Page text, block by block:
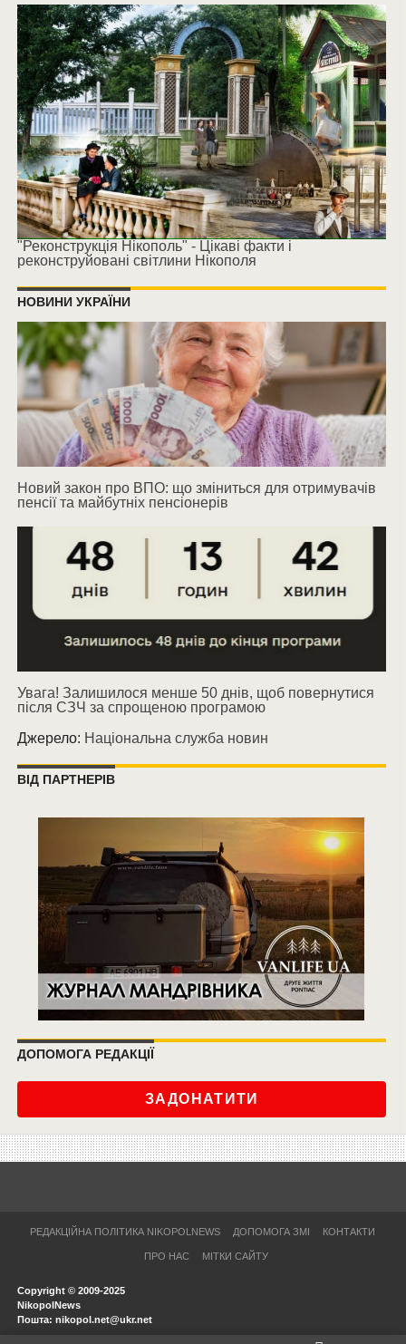
"Реконструкція Нікополь" - Цікаві факти і
реконструйовані світлини Нікополя
НОВИНИ УКРАЇНИ
Новий закон про ВПО: що зміниться для отримувачів
пенсії та майбутніх пенсіонерів
Увага! Залишилося менше 50 днів, щоб повернутися
після СЗЧ за спрощеною програмою
Джерело: Національна служба новин
ВІД ПАРТНЕРІВ
ДОПОМОГА РЕДАКЦІЇ
ЗАДОНАТИТИ
РЕДАКЦІЙНА ПОЛІТИКА NIKOPOLNEWS ДОПОМОГА ЗМІ КОНТАКТИ
ПРО НАС МІТКИ САЙТУ
Copyright © 2009-2025
NikopolNews
Пошта: nikopol.net@ukr.net